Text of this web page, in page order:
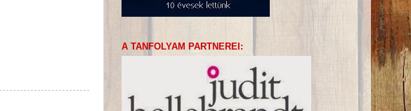
A TANFOLYAM PARTNEREI: